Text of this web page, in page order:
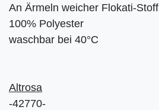
An Ärmeln weicher Flokati-Stoff
100% Polyester
waschbar bei 40°C
Altrosa
-42770-